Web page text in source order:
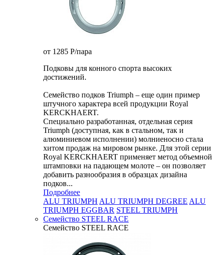
от 1285 P/пара
Подковы для конного спорта высоких
достижений.
Семейство подков Triumph – еще один пример
штучного характера всей продукции Royal
KERCKHAERT.
Специально разработанная, отдельная серия
Triumph (доступная, как в стальном, так и
алюминиевом исполнении) молниеносно стала
хитом продаж на мировом рынке. Для этой серии
Royal KERCKHAERT применяет метод объемной
штамповки на падающем молоте – он позволяет
добавить разнообразия в образцах дизайна
подков...
Подробнее
ALU TRIUMPH ALU TRIUMPH DEGREE ALU
TRIUMPH EGGBAR STEEL TRIUMPH
Семейство STEEL RACE
Семейство STEEL RACE